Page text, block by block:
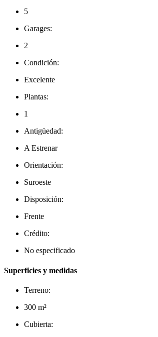
5
Garages:
2
Condición:
Excelente
Plantas:
1
Antigüedad:
A Estrenar
Orientación:
Suroeste
Disposición:
Frente
Crédito:
No especificado
Superficies y medidas
Terreno:
300 m²
Cubierta: